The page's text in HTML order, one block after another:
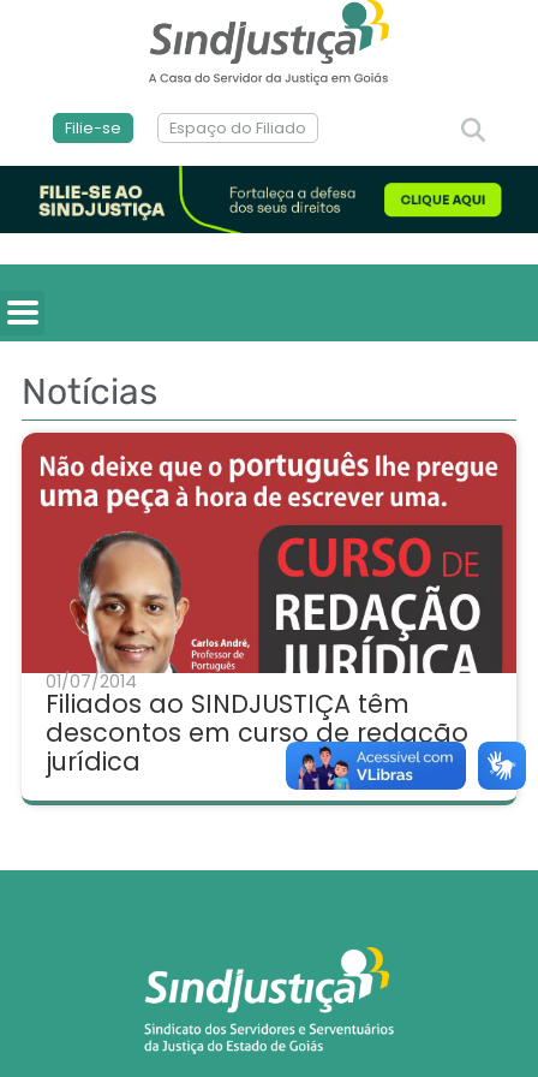
Filie-se Espaço do Filiado
Notícias
01/07/2014
Filiados ao SINDJUSTIÇA têm
descontos em curso de redação
jurídica